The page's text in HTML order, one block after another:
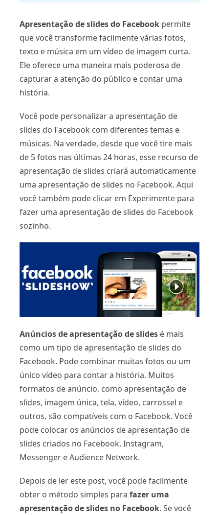
Apresentação de slides do Facebook permite
que você transforme facilmente várias fotos,
texto e música em um vídeo de imagem curta.
Ele oferece uma maneira mais poderosa de
capturar a atenção do público e contar uma
história.
Você pode personalizar a apresentação de
slides do Facebook com diferentes temas e
músicas. Na verdade, desde que você tire mais
de 5 fotos nas últimas 24 horas, esse recurso de
apresentação de slides criará automaticamente
uma apresentação de slides no Facebook. Aqui
você também pode clicar em Experimente para
fazer uma apresentação de slides do Facebook
sozinho.
Anúncios de apresentação de slides é mais
como um tipo de apresentação de slides do
Facebook. Pode combinar muitas fotos ou um
único vídeo para contar a história. Muitos
formatos de anúncio, como apresentação de
slides, imagem única, tela, vídeo, carrossel e
outros, são compatíveis com o Facebook. Você
pode colocar os anúncios de apresentação de
slides criados no Facebook, Instagram,
Messenger e Audience Network.
Depois de ler este post, você pode facilmente
obter o método simples para fazer uma
apresentação de slides no Facebook. Se você